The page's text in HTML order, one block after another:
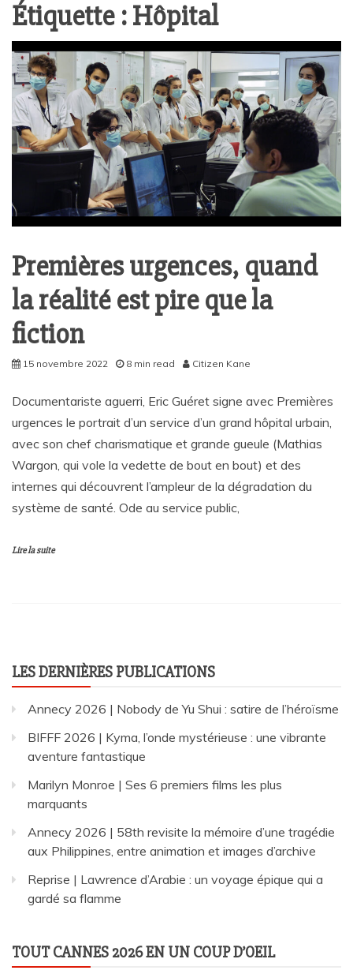
Étiquette :Hôpital
Premières urgences, quand
la réalité est pire que la
fiction
15 novembre 2022 8 min read Citizen Kane
Documentariste aguerri, Eric Guéret signe avec Premières
urgences le portrait d’un service d’un grand hôpital urbain,
avec son chef charismatique et grande gueule (Mathias
Wargon, qui vole la vedette de bout en bout) et des
internes qui découvrent l’ampleur de la dégradation du
système de santé. Ode au service public,
Lire la suite
LES DERNIÈRES PUBLICATIONS
Annecy 2026 | Nobody de Yu Shui : satire de l’héroïsme
BIFFF 2026 | Kyma, l’onde mystérieuse : une vibrante
aventure fantastique
Marilyn Monroe | Ses 6 premiers films les plus
marquants
Annecy 2026 | 58th revisite la mémoire d’une tragédie
aux Philippines, entre animation et images d’archive
Reprise | Lawrence d’Arabie : un voyage épique qui a
gardé sa flamme
TOUT CANNES 2026 EN UN COUP D’OEIL